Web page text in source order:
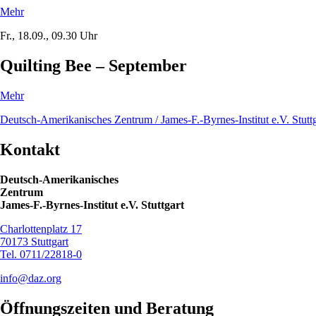
Mehr
Fr., 18.09., 09.30 Uhr
Quilting Bee – September
Mehr
Deutsch-Amerikanisches Zentrum / James-F.-Byrnes-Institut e.V.
Kontakt
Deutsch-Amerikanisches
Zentrum
James-F.-Byrnes-Institut e.V. Stuttgart
Charlottenplatz 17
70173 Stuttgart
Tel. 0711/22818-0
info@daz.org
Öffnungszeiten und Beratung